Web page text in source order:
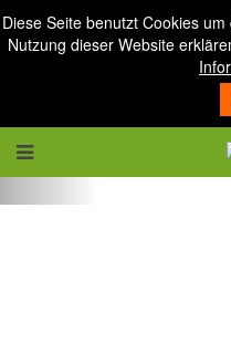
Diese Seite benutzt Cookies
Nutzung dieser Website